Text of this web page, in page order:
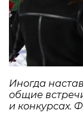
Иногда
общие
и конкурсах.